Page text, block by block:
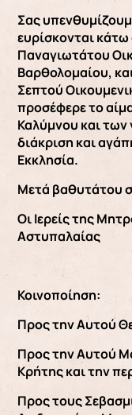
Σας
ευρίσκονται
Παναγιωτάτου
Βαρθολομαίου,
Σεπτού
προσέφερε το
Καλύμνου και των
διάκριση και
Εκκλησία.
Μετά βαθυτάτου
Οι Ιερείς της
Αστυπαλαίας
Κοινοποίηση:
Προς την Αυτού
Προς την Αυτού
Κρήτης και την
Προς τους